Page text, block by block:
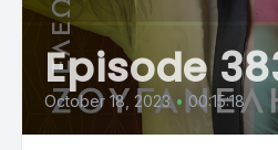
Episode
October 18, 2023 • 00:15:18